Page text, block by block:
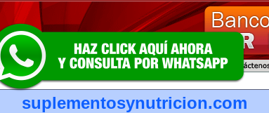
suplementosynutricion.com